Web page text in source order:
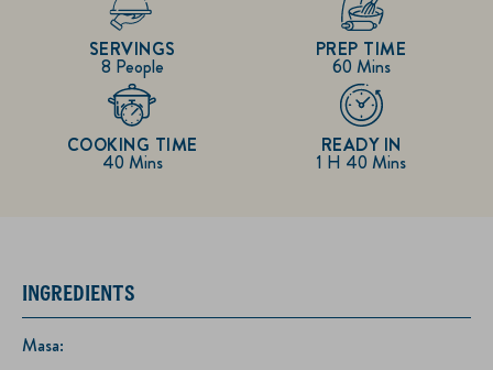
8 People
SERVINGS
60 Mins
PREP TIME
40 Mins
COOKING TIME
1 H 40 Mins
READY IN
INGREDIENTS
Masa: